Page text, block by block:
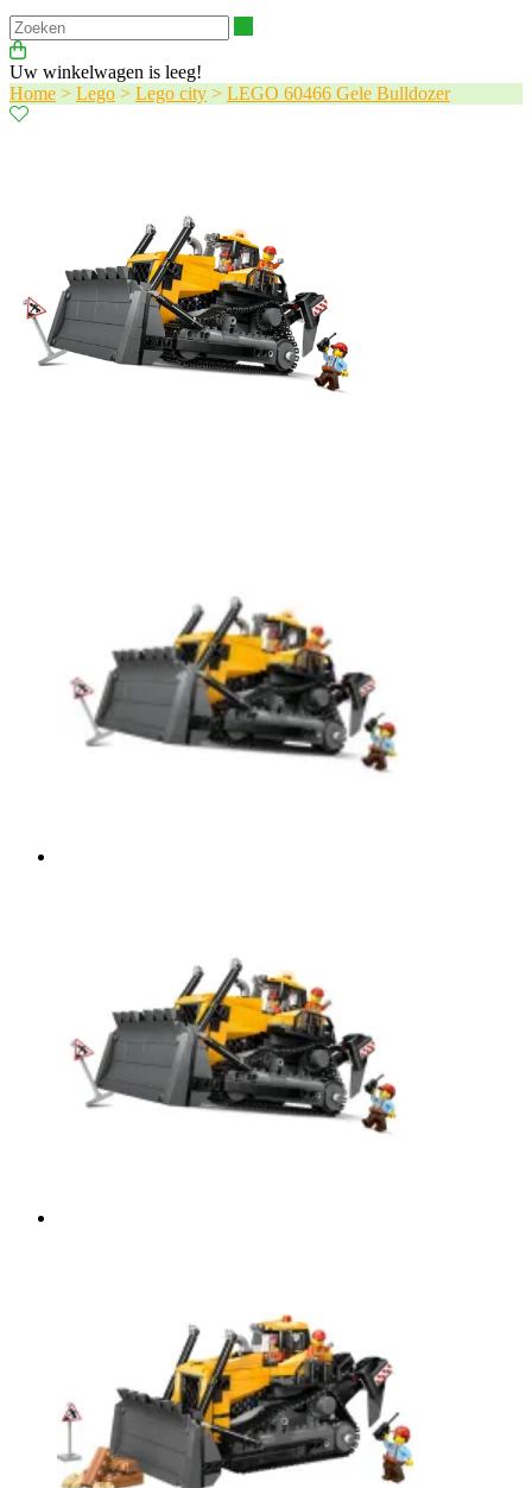
Uw winkelwagen is leeg!
Home > Lego > Lego city > LEGO 60466 Gele Bulldozer